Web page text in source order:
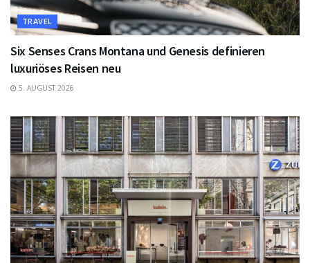
TRAVEL
Six Senses Crans Montana und Genesis definieren
luxuriöses Reisen neu
5. AUGUST 2026